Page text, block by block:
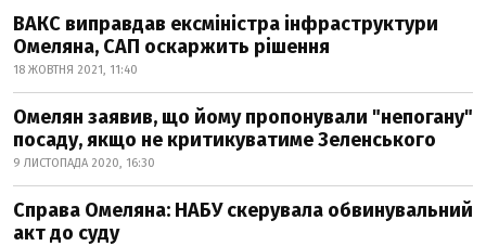
ВАКС виправдав ексміністра інфраструктури
Омеляна, САП оскаржить рішення
18 ЖОВТНЯ 2021, 11:40
Омелян заявив, що йому пропонували "непогану"
посаду, якщо не критикуватиме Зеленського
9 ЛИСТОПАДА 2020, 16:30
Справа Омеляна: НАБУ скерувала обвинувальний
акт до суду